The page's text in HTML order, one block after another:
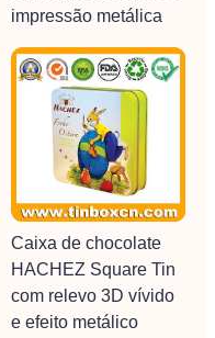
impressão metálica
Caixa de chocolate
HACHEZ Square Tin
com relevo 3D vívido
e efeito metálico